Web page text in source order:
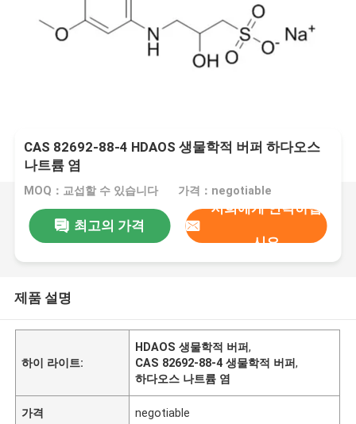
CAS 82692-88-4 HDAOS 생물학적 버퍼 하다오스
나트륨 염
MOQ：교섭할 수 있습니다 가격：negotiable
최고의 가격
저희에게 연락하십
시오
제품 설명
하이 라이트:
HDAOS 생물학적 버퍼,
CAS 82692-88-4 생물학적 버퍼,
하다오스 나트륨 염
가격 negotiable